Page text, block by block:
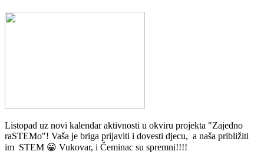
Listopad uz novi kalendar aktivnosti u okviru projekta "Zajedno
raSTEMo"! Vaša je briga prijaviti i dovesti djecu, a naša približiti
im STEM 😀 Vukovar, i Čeminac su spremni!!!!